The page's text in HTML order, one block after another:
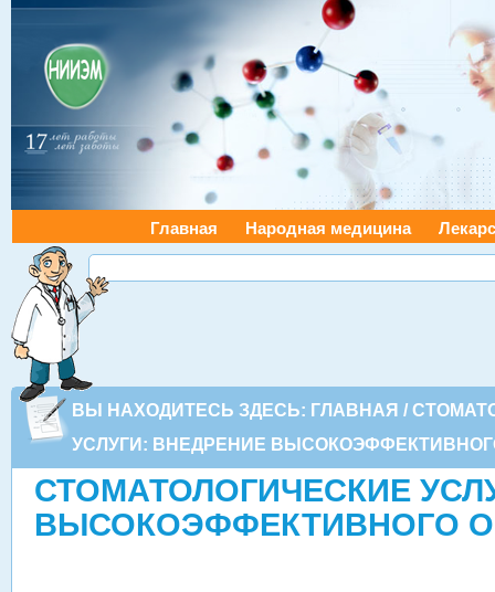
Главная Народная медицина
ВЫ НАХОДИТЕСЬ ЗДЕСЬ: ГЛАВНАЯ /
УСЛУГИ: ВНЕДРЕНИЕ
СТОМАТОЛОГИЧЕСКИЕ
ВЫСОКОЭФФЕКТИВНОГО